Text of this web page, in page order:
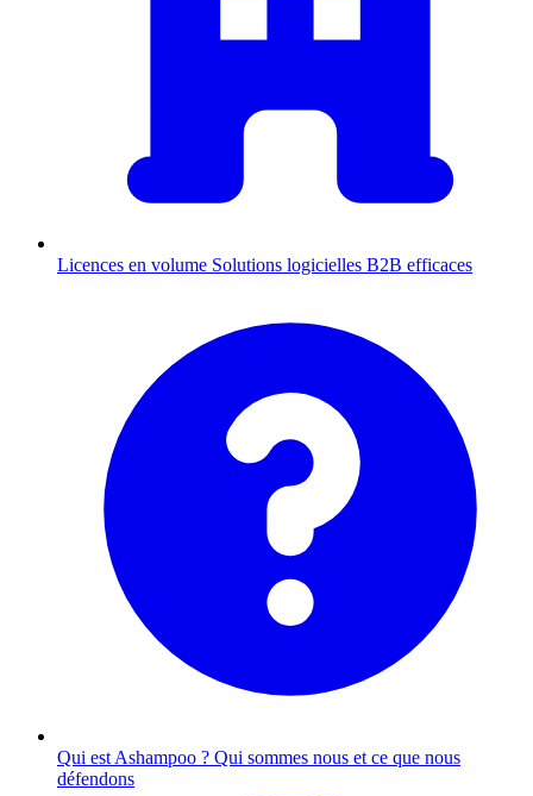
Licences en volume Solutions logicielles B2B efficaces
Qui est Ashampoo ? Qui sommes nous et ce que nous
défendons